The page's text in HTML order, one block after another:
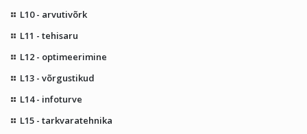
L10 - arvutivõrk
L11 - tehisaru
L12 - optimeerimine
L13 - võrgustikud
L14 - infoturve
L15 - tarkvaratehnika